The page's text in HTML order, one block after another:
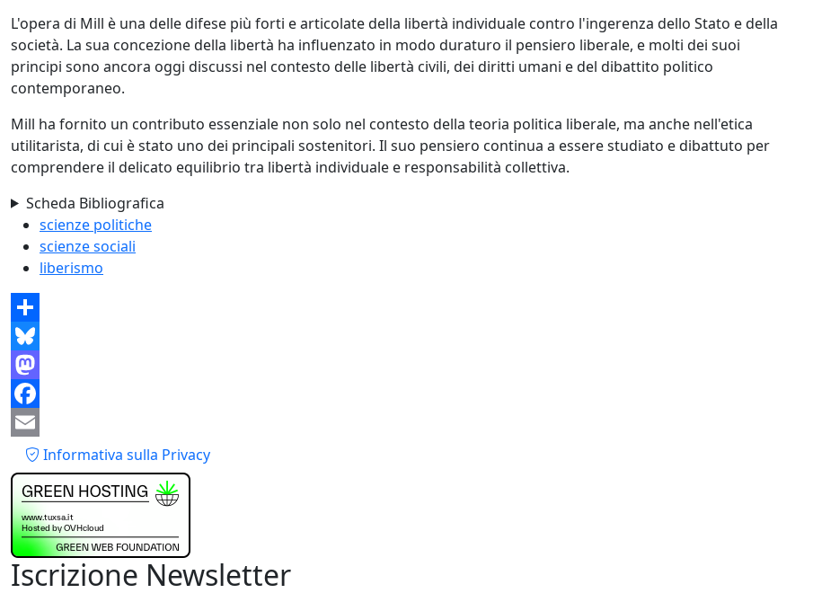
L'opera di Mill è una delle difese più forti e articolate della libertà individuale contro l'ingerenza dello Stato e della
società. La sua concezione della libertà ha influenzato in modo duraturo il pensiero liberale, e molti dei suoi
principi sono ancora oggi discussi nel contesto delle libertà civili, dei diritti umani e del dibattito politico
contemporaneo.
Mill ha fornito un contributo essenziale non solo nel contesto della teoria politica liberale, ma anche nell'etica
utilitarista, di cui è stato uno dei principali sostenitori. Il suo pensiero continua a essere studiato e dibattuto per
comprendere il delicato equilibrio tra libertà individuale e responsabilità collettiva.
Scheda Bibliografica
scienze politiche
scienze sociali
liberismo
Share
Bluesky
Mastodon
Facebook
Email
Piè di pagina
Informativa sulla Privacy
Iscrizione Newsletter